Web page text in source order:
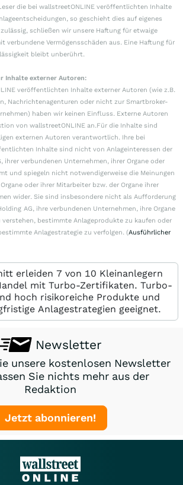
die bei wallstreetONLINE veröffentlichten Inhalte
so geschieht dies auf eigenes
schließen wir unsere Haftung für etwaige
verbundene Vermögensschäden aus. Eine Haftung für
bleibt unberührt.
Inhalte externer Autoren:
veröffentlichten Inhalte externer Autoren (wie z.B.
Nachrichtenagenturen oder nicht zur Smartbroker-
haben wir keinen Einfluss. Externe Autoren
von wallstreetONLINE an.Für die Inhalte sind
externen Autoren verantwortlich. Ihre bei
Inhalte sind nicht von Anlageinteressen der
ihrer verbundenen Unternehmen, ihrer Organe oder
und spiegeln nicht notwendigerweise die Meinungen
oder ihrer Mitarbeiter bzw. der Organe ihrer
wider. Sie sind insbesondere nicht als Aufforderung
AG, ihre verbundenen Unternehmen, ihre Organe
bestimmte Anlageprodukte zu kaufen oder
Anlagestrategie zu verfolgen. (Ausführlicher
erleiden 7 von 10 Kleinanlegern
mit Turbo-Zertifikaten. Turbo-
hoch risikoreiche Produkte und
Anlagestrategien geeignet.
Newsletter
unsere kostenlosen Newsletter
Sie nichts mehr aus der
Redaktion
Jetzt abonnieren!